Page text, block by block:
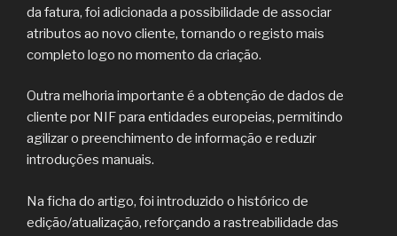
da fatura, foi adicionada a possibilidade de associar
atributos ao novo cliente, tornando o registo mais
completo logo no momento da criação.
Outra melhoria importante é a obtenção de dados de
cliente por NIF para entidades europeias, permitindo
agilizar o preenchimento de informação e reduzir
introduções manuais.
Na ficha do artigo, foi introduzido o histórico de
edição/atualização, reforçando a rastreabilidade das